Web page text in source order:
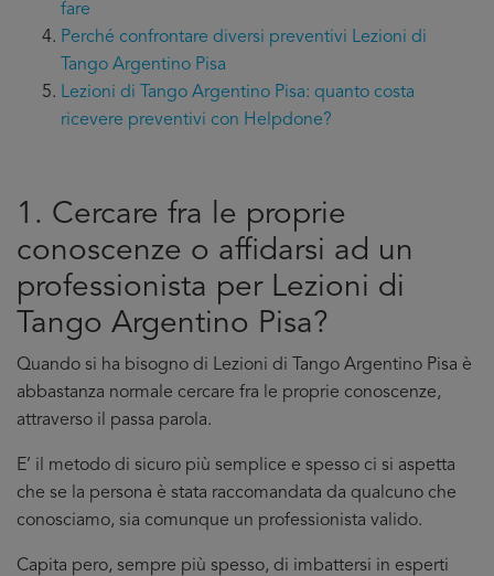
fare
Perché confrontare diversi preventivi Lezioni di
Tango Argentino Pisa
Lezioni di Tango Argentino Pisa: quanto costa
ricevere preventivi con Helpdone?
1. Cercare fra le proprie
conoscenze o affidarsi ad un
professionista per Lezioni di
Tango Argentino Pisa?
Quando si ha bisogno di Lezioni di Tango Argentino Pisa è
abbastanza normale cercare fra le proprie conoscenze,
attraverso il passa parola.
E’ il metodo di sicuro più semplice e spesso ci si aspetta
che se la persona è stata raccomandata da qualcuno che
conosciamo, sia comunque un professionista valido.
Capita pero, sempre più spesso, di imbattersi in esperti